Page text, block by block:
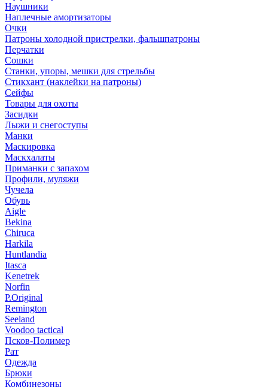
Наушники
Наплечные амортизаторы
Очки
Патроны холодной пристрелки, фальшпатроны
Перчатки
Сошки
Станки, упоры, мешки для стрельбы
Стикхант (наклейки на патроны)
Сейфы
Товары для охоты
Засидки
Лыжи и снегоступы
Манки
Маскировка
Маскхалаты
Приманки с запахом
Профили, муляжи
Чучела
Обувь
Aigle
Bekina
Chiruсa
Harkila
Huntlandia
Itasca
Kenetrek
Norfin
P.Original
Remington
Seeland
Voodoo tactical
Псков-Полимер
Рат
Одежда
Брюки
Комбинезоны